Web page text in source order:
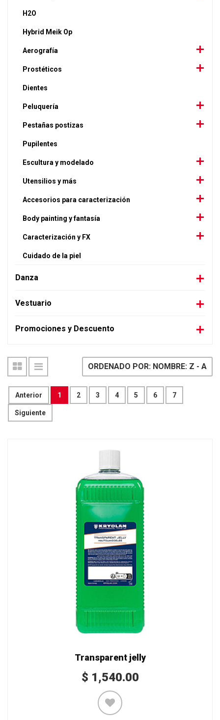
H2O
Hybrid Meik Op
Aerografía
Prostéticos
Dientes
Peluquería
Pestañas postizas
Pupilentes
Escultura y modelado
Utensilios y más
Accesorios para caracterización
Body painting y fantasía
Caracterización y FX
Cuidado de la piel
Danza
Vestuario
Promociones y Descuento
Anterior 1 2 3 4 5 6 7
Siguiente
ORDENADO POR: NOMBRE: Z - A
Transparent jelly
$ 1,540.00